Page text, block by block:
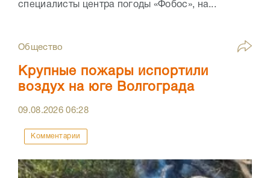
специалисты центра погоды «Фобос», на...
Общество
Крупные пожары испортили
воздух на юге Волгограда
09.08.202606:28
Комментарии